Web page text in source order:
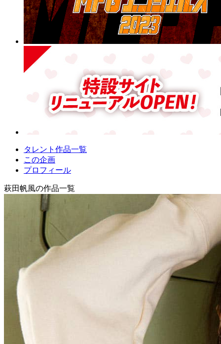
タレント作品一覧
この企画
プロフィール
萩田帆風の作品一覧